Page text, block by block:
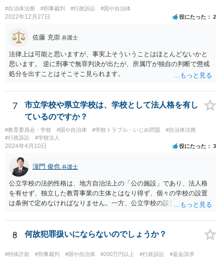
#自治体法務 #刑事裁判 #行政訴訟 #国や自治体
2022年12月27日 役にたった 2
佐藤 充崇 弁護士
法律上は可能と思いますが、事実上そういうことはほとんどないかと
思います。 逆に刑事で無罪判決が出たが、所属庁が独自の判断で懲戒
処分を出すことはそこそこ見られます。
7
市立学校や県立学校は、学校として法人格を有し
ているのですか？
#教育委員会・学校 #国や自治体 #学校トラブル・いじめ問題
#自治体法務
#行政訴訟
#学校法人
2024年4月10日 役にたった 3
濵門 俊也 弁護士
公立学校の法的性格は、地方自治法上の「公の施設」であり、法人格
を有せず、独立した教育事業の主体とはなり得ず、個々の学校の設置
は条例で定めなければなりません。一方、公立学校の設置者である地
利義務の主体となる法人格を有し、教育事業の主体となっています。
ちなみに、公立学校は教育行政組織上の取扱いとしては「教育機関」
8 何故犯罪扱いにならないのでしょうか？
#特殊詐欺 #刑事裁判 #国や自治体 #200万円以上 #行政訴訟 #返金請求